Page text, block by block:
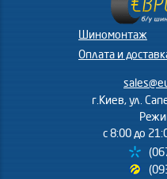
Шиномонтаж
Оплата и
г.Киев, ул.
с 8:00 до